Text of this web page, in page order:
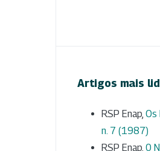
Artigos mais
RSP Enap, Os
n. 7 (1987)
RSP Enap, 0